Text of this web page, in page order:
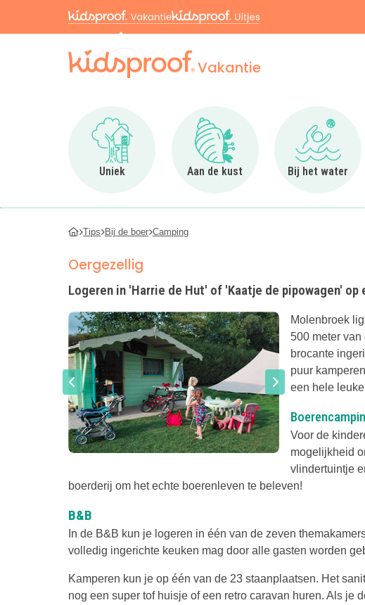
Vakantie
Uniek
Ga naar Uniek
Aan de kust
Ga naar Aan de kust
Bij het water
Ga naar
Tips Bij de boer Camping
Oergezellig
Logeren in 'Harrie de Hut' of 'Kaatje de pipowagen'
Molenbroek
500 meter
brocante
puur
een hele
Voor de
mogelijkheid
vlindertuintje
boerderij om het echte boerenleven te beleven!
B&B
In de B&B kun je logeren in één van de zeven
volledig ingerichte keuken mag door alle gasten worden
Kamperen kun je op één van de 23 staanplaatsen. Het
nog een super tof huisje of een retro caravan huren. Als je